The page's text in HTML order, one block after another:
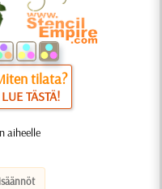
tilata?
LUE TÄSTÄ!
aiheelle